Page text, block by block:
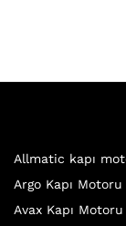
Allmatic kapı
Argo Kapı Motoru
Avax Kapı Motoru